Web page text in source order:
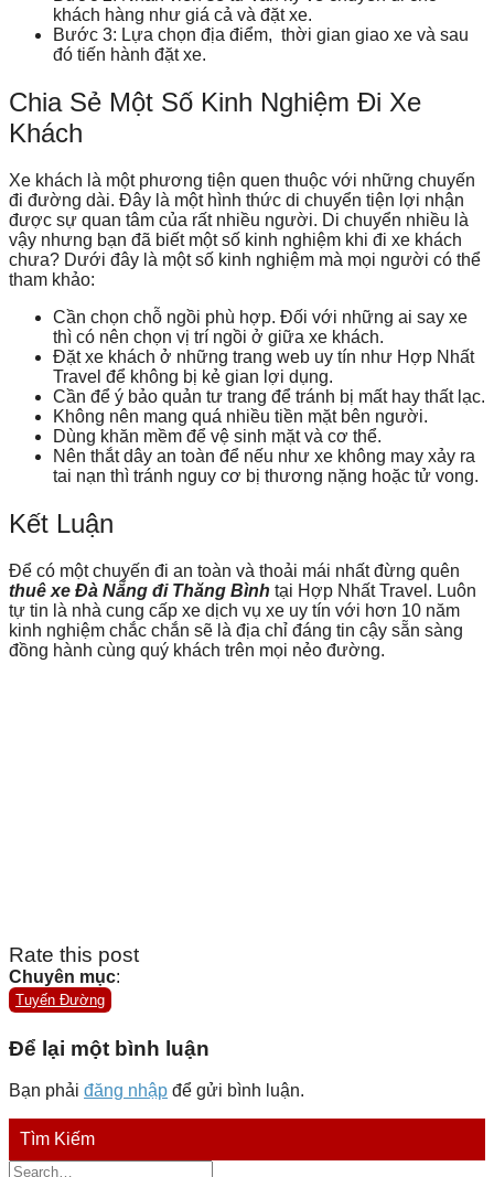
khách hàng như giá cả và đặt xe.
Bước 3: Lựa chọn địa điểm, thời gian giao xe và sau
đó tiến hành đặt xe.
Chia Sẻ Một Số Kinh Nghiệm Đi Xe
Khách
Xe khách là một phương tiện quen thuộc với những chuyến
đi đường dài. Đây là một hình thức di chuyển tiện lợi nhận
được sự quan tâm của rất nhiều người. Di chuyển nhiều là
vậy nhưng bạn đã biết một số kinh nghiệm khi đi xe khách
chưa? Dưới đây là một số kinh nghiệm mà mọi người có thể
tham khảo:
Cần chọn chỗ ngồi phù hợp. Đối với những ai say xe
thì có nên chọn vị trí ngồi ở giữa xe khách.
Đặt xe khách ở những trang web uy tín như Hợp Nhất
Travel để không bị kẻ gian lợi dụng.
Cần để ý bảo quản tư trang để tránh bị mất hay thất lạc.
Không nên mang quá nhiều tiền mặt bên người.
Dùng khăn mềm để vệ sinh mặt và cơ thể.
Nên thắt dây an toàn để nếu như xe không may xảy ra
tai nạn thì tránh nguy cơ bị thương nặng hoặc tử vong.
Kết Luận
Để có một chuyến đi an toàn và thoải mái nhất đừng quên
thuê xe Đà Nẵng đi Thăng Bình tại Hợp Nhất Travel. Luôn
tự tin là nhà cung cấp xe dịch vụ xe uy tín với hơn 10 năm
kinh nghiệm chắc chắn sẽ là địa chỉ đáng tin cậy sẵn sàng
đồng hành cùng quý khách trên mọi nẻo đường.
Rate this post
Chuyên mục:
Tuyến Đường
Để lại một bình luận
Bạn phải đăng nhập để gửi bình luận.
Tìm Kiếm